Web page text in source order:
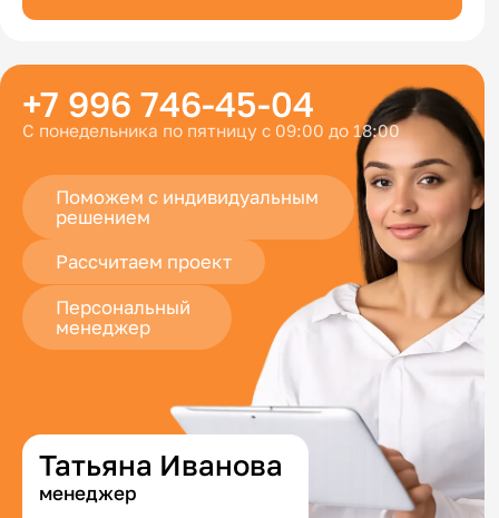
+7 996 746-45-04
С понедельника по пятницу с 09:00 до 18:00
Поможем с индивидуальным
решением
Рассчитаем проект
Персональный
менеджер
Татьяна Иванова
менеджер